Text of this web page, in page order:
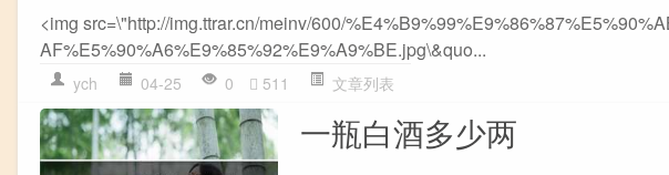
<img src=\"http://img.ttrar.cn/meinv/600/
AF%E5%90%A6%E9%85%92%E9%A9%BE.jpg\&quo...
ych 04-25 0 511 文章列表
一瓶白酒多少两